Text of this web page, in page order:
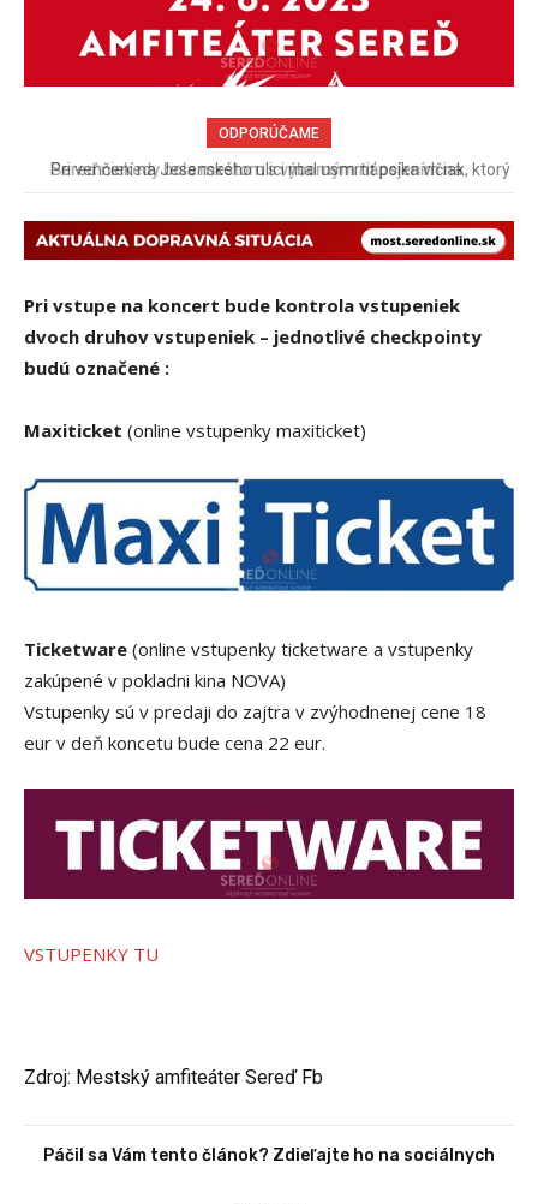
ODPORÚČAME
Pri venčení na Jesenského ulici mal usmrtiť psíka vlčiak, ktorý
Pri vstupe na koncert bude kontrola vstupeniek
dvoch druhov vstupeniek – jednotlivé checkpointy
budú označené :
Maxiticket (online vstupenky maxiticket)
Ticketware (online vstupenky ticketware a vstupenky
zakúpené v pokladni kina NOVA)
Vstupenky sú v predaji do zajtra v zvýhodnenej cene 18
eur v deň koncetu bude cena 22 eur.
VSTUPENKY TU
Zdroj: Mestský amfiteáter Sereď Fb
Páčil sa Vám tento článok? Zdieľajte ho na sociálnych